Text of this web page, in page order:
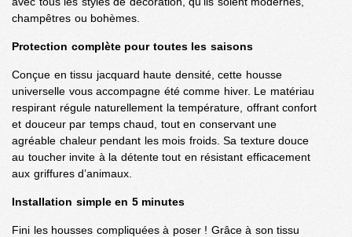
champêtres ou bohèmes.
Protection complète pour toutes les saisons
Conçue en tissu jacquard haute densité, cette housse
universelle vous accompagne été comme hiver. Le matériau
respirant régule naturellement la température, offrant confort
et douceur par temps chaud, tout en conservant une
agréable chaleur pendant les mois froids. Sa texture douce
au toucher invite à la détente tout en résistant efficacement
aux griffures d’animaux.
Installation simple en 5 minutes
Fini les housses compliquées à poser ! Grâce à son tissu